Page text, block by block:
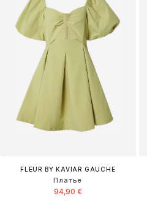
FLEUR BY KAVIAR GAUCHE
Платье
94,90 €